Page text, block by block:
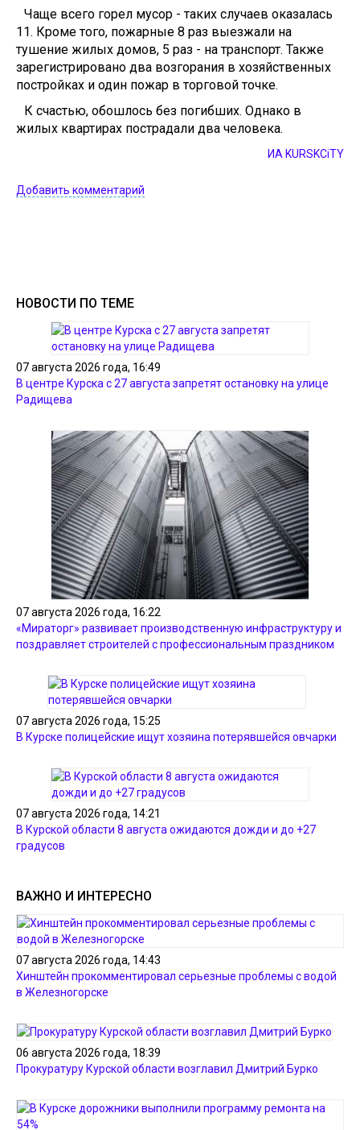
Чаще всего горел мусор - таких случаев оказалась
11. Кроме того, пожарные 8 раз выезжали на
тушение жилых домов, 5 раз - на транспорт. Также
зарегистрировано два возгорания в хозяйственных
постройках и один пожар в торговой точке.
К счастью, обошлось без погибших. Однако в
жилых квартирах пострадали два человека.
ИА KURSKCiTY
Добавить комментарий
НОВОСТИ ПО ТЕМЕ
07 августа 2026 года, 16:49
В центре Курска с 27 августа запретят остановку на улице
Радищева
07 августа 2026 года, 16:22
«Мираторг» развивает производственную инфраструктуру и
поздравляет строителей с профессиональным праздником
07 августа 2026 года, 15:25
В Курске полицейские ищут хозяина потерявшейся овчарки
07 августа 2026 года, 14:21
В Курской области 8 августа ожидаются дожди и до +27
градусов
ВАЖНО И ИНТЕРЕСНО
07 августа 2026 года, 14:43
Хинштейн прокомментировал серьезные проблемы с водой
в Железногорске
06 августа 2026 года, 18:39
Прокуратуру Курской области возглавил Дмитрий Бурко